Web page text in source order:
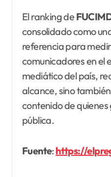
El ranking de
consolidado como
referencia para
comunicadores en el
mediático del país,
alcance, sino
contenido de
pública.
Fuente: https://